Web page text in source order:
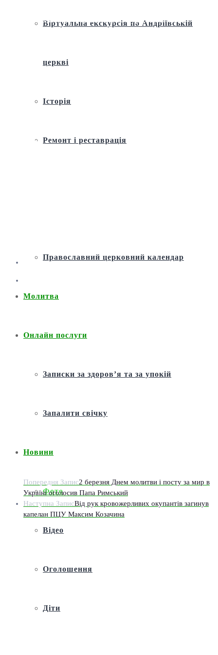
Віртуальна екскурсія по Андріївській
церкві
Історія
Ремонт і реставрація
Православний церковний календар
Молитва
Онлайн послуги
Записки за здоров’я та за упокій
Запалити свічку
Новини
Фото
Відео
Оголошення
Діти
українців із закликом гуртуватися, бо згуртований нарід
Попередня Запис2 березня Днем молитви і посту за мир в
Україні оголосив Папа Римський
Наступна ЗаписВід рук кровожерливих окупантів загинув
капелан ПЦУ Максим Козачина